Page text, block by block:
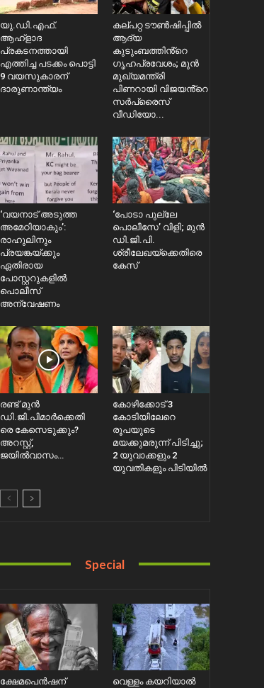
യു.ഡി.എഫ്.
ആഹ്ളാദ
പ്രകടനത്തായി
എത്തിച്ച പടക്കം പൊട്ടി
9 വയസുകാരന്
ദാരുണാന്ത്യം
കല്പറ്റ ട‍ൗൺഷിപ്പിൽ
ആദ്യ
കുടുംബത്തിൻ്റെ ​
ഗൃഹപ്രവേശം; മുൻ
മുഖ്യമന്ത്രി
പിണറായി വിജയൻ്റെ
സർപ്രൈസ്
വീഡിയോ...
‘വയനാട് അടുത്ത
അമേഠിയാകും’:
രാഹുലിനും
പ്രയങ്കയ്ക്കും
ഏതിരായ
പോസ്റ്ററുകളിൽ
പൊലീസ്
അന്വേഷണം
‘പോടാ പുല്ലേ
പൊലീസേ’ വിളി; മുൻ
ഡി.ജി.പി.
ശ്രീലേഖയ്ക്കെതിരെ
കേസ്
രണ്ട് മുൻ
ഡി.ജി.പിമാർക്കെതി
രെ കേസെടുക്കും?
അറസ്റ്റ്,
ജയിൽവാസം…
കോഴിക്കോട് 3
കോടിയിലേറെ
രൂപയുടെ
മയക്കുമരുന്ന് പിടിച്ചു;
2 യുവാക്കളും 2
യുവതികളും പിടിയിൽ
Special
ക്ഷേമപെൻഷന്
വെള്ളം കയറിയാൽ